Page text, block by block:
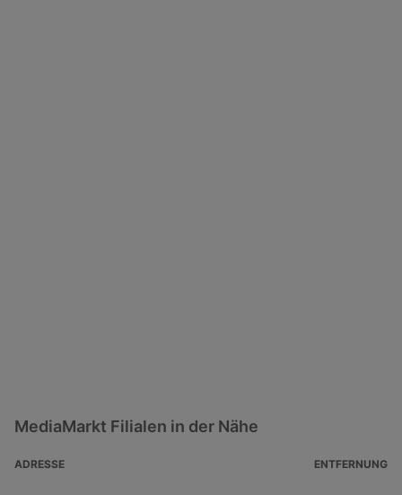
MediaMarkt Filialen in der Nähe
ADRESSE ENTFERNUNG